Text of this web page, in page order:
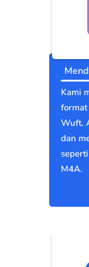
Kami
Wuft.
dan
M4A.